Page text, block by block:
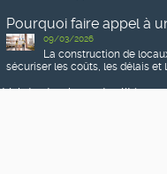
Pourquoi faire appel à
09/03/2026
La construction de
sécuriser les coûts, les délais et
Voir toutes les actualités